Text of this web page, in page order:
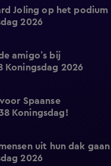
Joling op het podium
2026
amigo’s bij
Koningsdag 2026
Spaanse
Koningsdag!
uit hun dak gaan
2026